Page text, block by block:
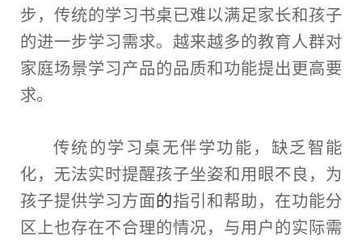
步，传统的学习书桌已难以满足家长和孩子
的进一步学习需求。越来越多的教育人群对
家庭场景学习产品的品质和功能提出更高要
求。
传统的学习桌无伴学功能，缺乏智能
化，无法实时提醒孩子坐姿和用眼不良，为
孩子提供学习方面的指引和帮助，在功能分
区上也存在不合理的情况，与用户的实际需